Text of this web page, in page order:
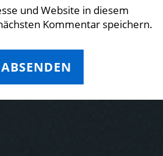
und Website in diesem
Kommentar speichern.